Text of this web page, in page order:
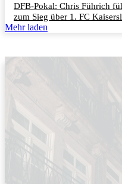
DFB-Pokal: Chris Führich
zum Sieg über 1. FC
Mehr laden